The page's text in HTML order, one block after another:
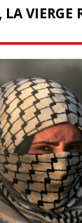
VIERGE